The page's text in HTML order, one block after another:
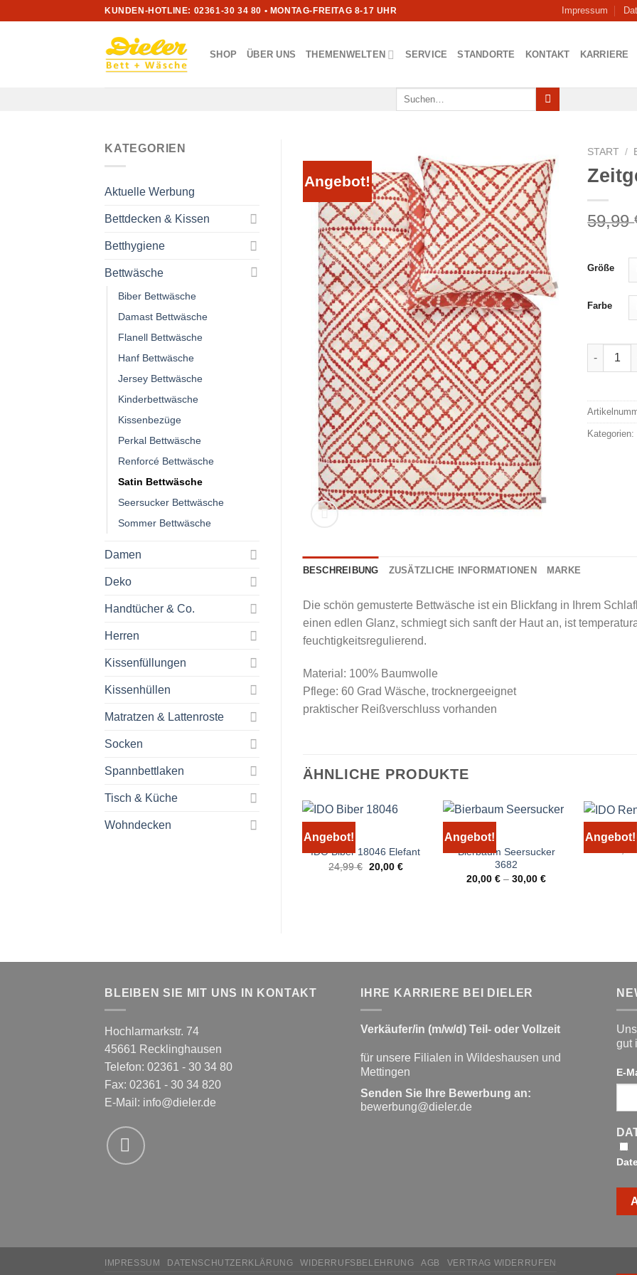
KUNDEN-HOTLINE: 02361-30 34 80 • MONTAG-FREITAG 8-17 UHR Impressum
SHOP ÜBER UNS THEMENWELTEN SERVICE STANDORTE KONTAKT KARRIERE
Suchen
KATEGORIEN
Aktuelle Werbung
Bettdecken & Kissen
Betthygiene
Bettwäsche
Biber Bettwäsche
Damast Bettwäsche
Flanell Bettwäsche
Hanf Bettwäsche
Jersey Bettwäsche
Kinderbettwäsche
Kissenbezüge
Perkal Bettwäsche
Renforcé Bettwäsche
Satin Bettwäsche
Seersucker Bettwäsche
Sommer Bettwäsche
Damen
Deko
Handtücher & Co.
Herren
Kissenfüllungen
Kissenhüllen
Matratzen & Lattenroste
Socken
Spannbettlaken
Tisch & Küche
Wohndecken
Angebot!
START /
59,99
Größe
Farbe
Zeitgeist
Kategorien:
BESCHREIBUNG ZUSÄTZLICHE INFORMATIONEN MARKE
Die schön gemusterte Bettwäsche ist ein Blickfang in Ihrem
einen edlen Glanz, schmiegt sich sanft der Haut an, ist
feuchtigkeitsregulierend.
Material: 100% Baumwolle
Pflege: 60 Grad Wäsche, trocknergeeignet
praktischer Reißverschluss vorhanden
ÄHNLICHE PRODUKTE
Angebot!
IDO Biber 18046 Elefant
24,99€ Ursprünglicher
20,00 €Aktueller
Angebot!
Bierbaum Seersucker
3682
20,00€ –30,00€
Angebot!
IDO
BLEIBEN SIE MIT UNS IN KONTAKT
Hochlarmarkstr. 74
45661 Recklinghausen
Telefon: 02361 - 30 34 80
Fax: 02361 - 30 34 820
E-Mail: info@dieler.de
IHRE KARRIERE BEI DIELER
Verkäufer/in (m/w/d) Teil- oder Vollzeit
für unsere Filialen in Wildeshausen und
Mettingen
Senden Sie Ihre Bewerbung an:
bewerbung@dieler.de
gut
E-
IMPRESSUM DATENSCHUTZERKLÄRUNG WIDERRUFSBELEHRUNG AGB VERTRAG WIDERRUFEN